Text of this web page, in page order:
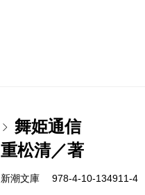
舞姫通信
重松清／著
新潮文庫 978-4-10-134911-